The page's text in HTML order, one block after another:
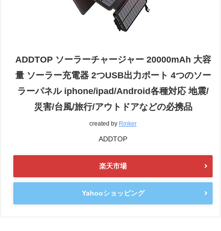
ADDTOP ソーラーチャージャー 20000mAh 大容
量 ソーラー充電器 2つUSB出力ポート 4つのソー
ラーパネル iphone/ipad/Android各種対応 地震/
災害/台風/旅行/アウトドアなどの必携品
created by Rinker
ADDTOP
楽天市場
Yahooショッピング